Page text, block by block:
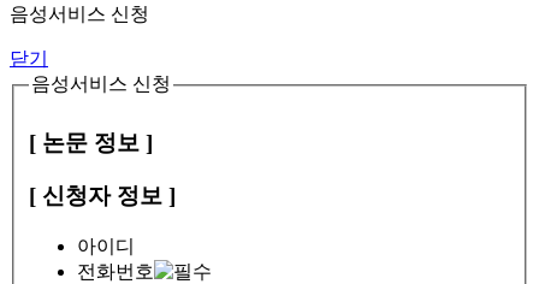
음성서비스 신청
닫기
음성서비스 신청
[ 논문 정보 ]
[ 신청자 정보 ]
아이디
전화번호